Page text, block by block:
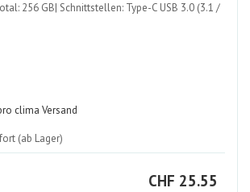
256 GB| Schnittstellen: Type-C USB 3.0 (3.1 /
clima Versand
(ab Lager)
CHF CHF
25.55